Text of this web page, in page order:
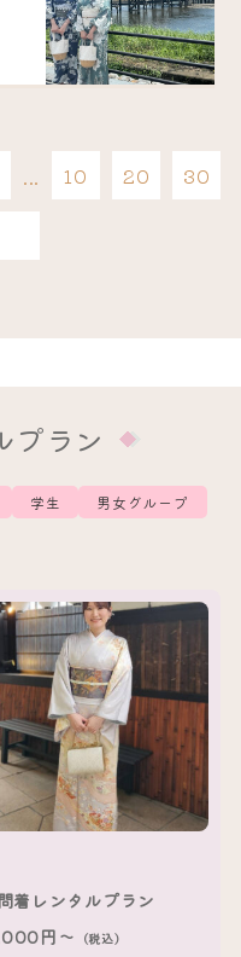
... 10 20 30
後
プラン
学生
男女グループ
着レンタルプラン
円～
（税込）